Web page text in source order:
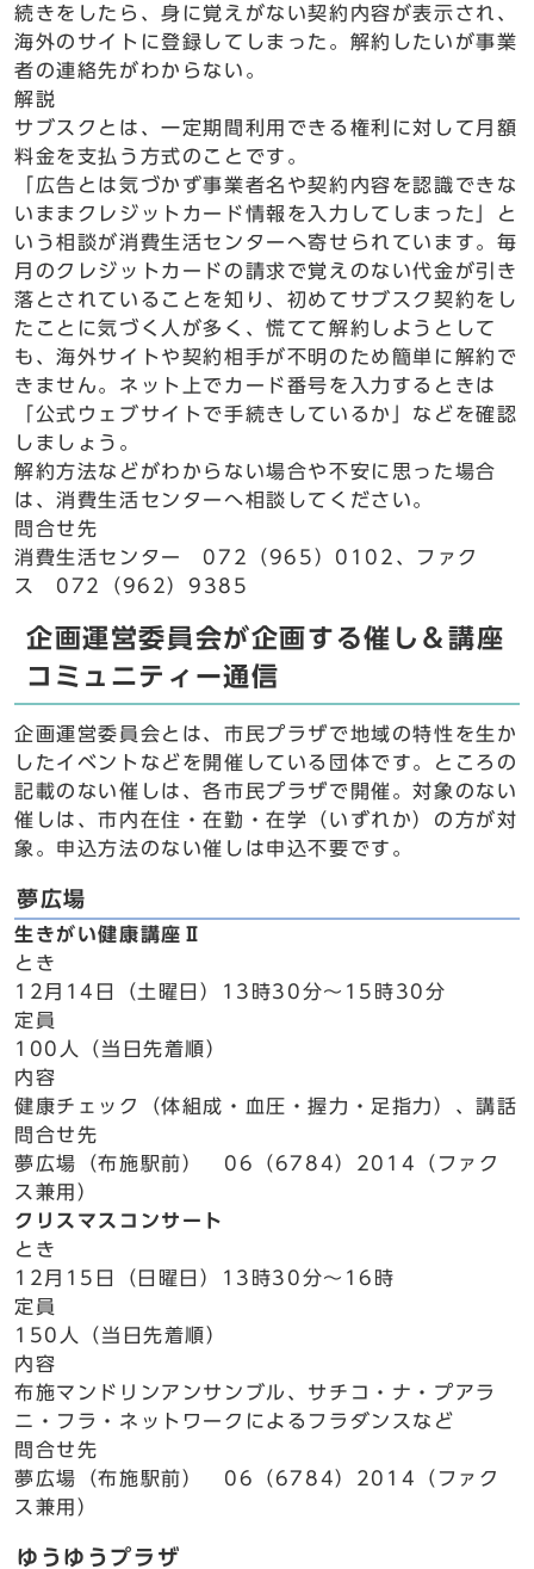
続きをしたら、身に覚えがない契約内容が表示され、
海外のサイトに登録してしまった。解約したいが事業
者の連絡先がわからない。
解説
サブスクとは、一定期間利用できる権利に対して月額
料金を支払う方式のことです。
「広告とは気づかず事業者名や契約内容を認識できな
いままクレジットカード情報を入力してしまった」と
いう相談が消費生活センターへ寄せられています。毎
月のクレジットカードの請求で覚えのない代金が引き
落とされていることを知り、初めてサブスク契約をし
たことに気づく人が多く、慌てて解約しようとして
も、海外サイトや契約相手が不明のため簡単に解約で
きません。ネット上でカード番号を入力するときは
「公式ウェブサイトで手続きしているか」などを確認
しましょう。
解約方法などがわからない場合や不安に思った場合
は、消費生活センターへ相談してください。
問合せ先
消費生活センター 072（965）0102、ファク
ス 072（962）9385
企画運営委員会が企画する催し＆講座
コミュニティー通信
企画運営委員会とは、市民プラザで地域の特性を生か
したイベントなどを開催している団体です。ところの
記載のない催しは、各市民プラザで開催。対象のない
催しは、市内在住・在勤・在学（いずれか）の方が対
象。申込方法のない催しは申込不要です。
夢広場
生きがい健康講座Ⅱ
とき
12月14日（土曜日）13時30分～15時30分
定員
100人（当日先着順）
内容
健康チェック（体組成・血圧・握力・足指力）、講話
問合せ先
夢広場（布施駅前） 06（6784）2014（ファク
ス兼用）
クリスマスコンサート
とき
12月15日（日曜日）13時30分～16時
定員
150人（当日先着順）
内容
布施マンドリンアンサンブル、サチコ・ナ・プアラ
ニ・フラ・ネットワークによるフラダンスなど
問合せ先
夢広場（布施駅前） 06（6784）2014（ファク
ス兼用）
ゆうゆうプラザ